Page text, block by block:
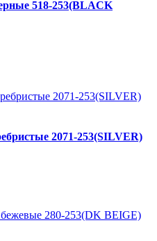
518-253(BLACK
2071-253(SILVER)